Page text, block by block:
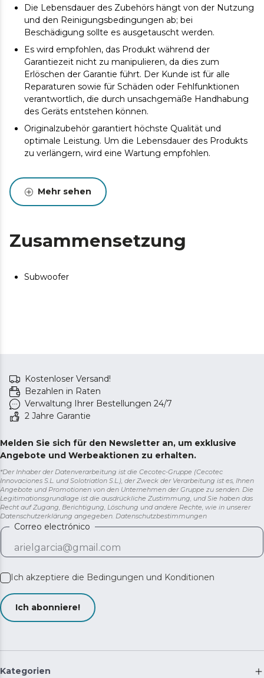
Die Lebensdauer des Zubehörs hängt von der Nutzung
und den Reinigungsbedingungen ab; bei
Beschädigung sollte es ausgetauscht werden.
Es wird empfohlen, das Produkt während der
Garantiezeit nicht zu manipulieren, da dies zum
Erlöschen der Garantie führt. Der Kunde ist für alle
Reparaturen sowie für Schäden oder Fehlfunktionen
verantwortlich, die durch unsachgemäße Handhabung
des Geräts entstehen können.
Originalzubehör garantiert höchste Qualität und
optimale Leistung. Um die Lebensdauer des Produkts
zu verlängern, wird eine Wartung empfohlen.
Mehr sehen
Zusammensetzung
Subwoofer
Kostenloser Versand!
Bezahlen in Raten
Verwaltung Ihrer Bestellungen 24/7
2 Jahre Garantie
Melden Sie sich für den Newsletter an, um exklusive
Angebote und Werbeaktionen zu erhalten.
*Der Inhaber der Datenverarbeitung ist die Cecotec-Gruppe (Cecotec
Innovaciones S.L. und Solotriatlon S.L.), der Zweck der Verarbeitung ist es, Ihnen
Angebote und Promotionen von den Unternehmen der Gruppe zu senden. Die
Legitimationsgrundlage ist die ausdrückliche Zustimmung, und Sie haben das
Recht auf Zugang, Berichtigung, Löschung und andere Rechte, wie in unserer
Datenschutzerklärung angegeben. Datenschutzbestimmungen
Correo electrónico
Ich akzeptiere die Bedingungen und Konditionen
Ich abonniere!
Kategorien